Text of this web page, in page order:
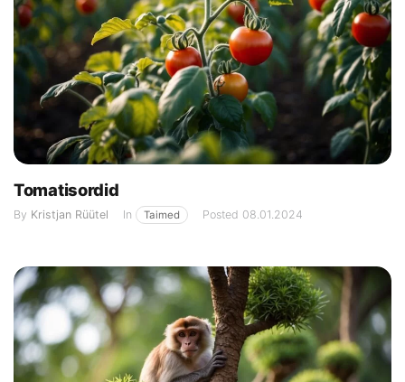
Tomatisordid
By Kristjan Rüütel In Taimed Posted 08.01.2024